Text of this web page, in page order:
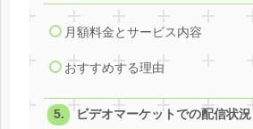
月額料金とサービス内容
おすすめする理由
ビデオマーケットでの配信状況